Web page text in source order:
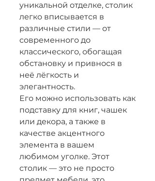
уникальной отделке, столик
легко вписывается в
различные стили — от
современного до
классического, обогащая
обстановку и привнося в
неё лёгкость и
элегантность.
Его можно использовать как
подставку для книг, чашек
или декора, а также в
качестве акцентного
элемента в вашем
любимом уголке. Этот
столик — это не просто